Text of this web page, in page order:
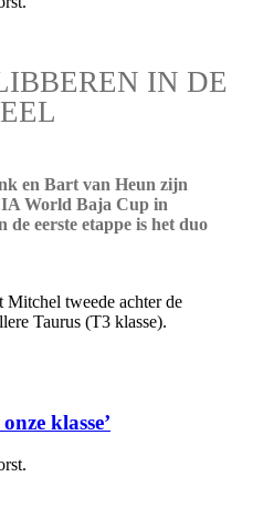
IN DE
en Bart van Heun zijn
World Baja Cup in
eerste etappe is het duo
Mitchel tweede achter de
Taurus (T3 klasse).
klasse’